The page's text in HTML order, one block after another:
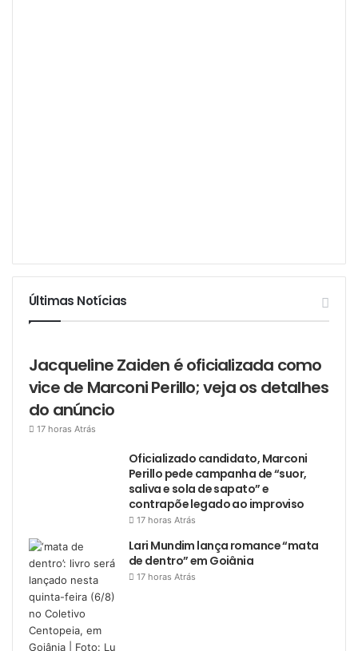
Últimas Notícias
Jacqueline Zaiden é oficializada como
vice de Marconi Perillo; veja os detalhes
do anúncio
17 horas Atrás
Oficializado candidato, Marconi
Perillo pede campanha de “suor,
saliva e sola de sapato” e
contrapõe legado ao improviso
17 horas Atrás
Lari Mundim lança romance “mata
de dentro” em Goiânia
17 horas Atrás